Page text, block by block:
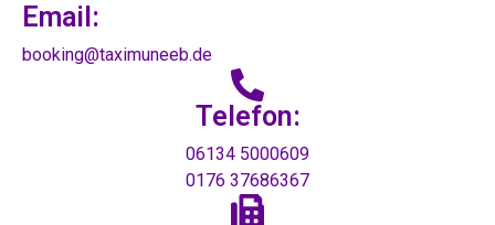
Email:
booking@taximuneeb.de
Telefon:
06134 5000609
0176 37686367